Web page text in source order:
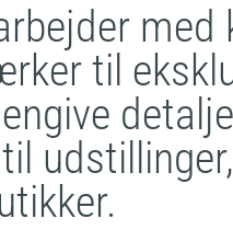
med
til